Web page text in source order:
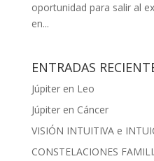
oportunidad para salir al
en...
ENTRADAS
Júpiter en Leo
Júpiter en Cáncer
VISIÓN INTUITIVA e
CONSTELACIONES